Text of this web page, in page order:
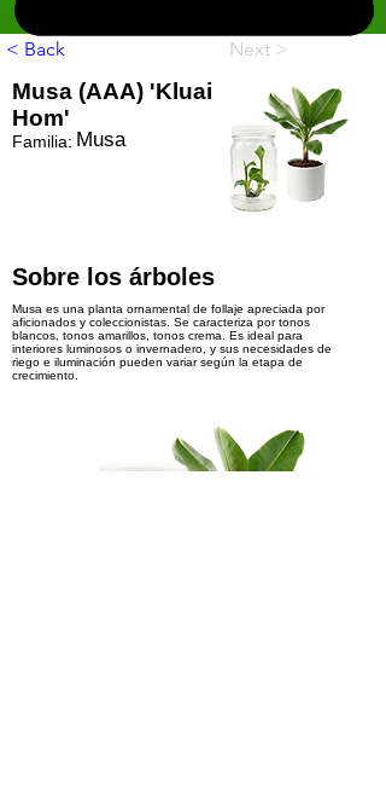
< Back Next >
Musa (AAA) 'Kluai
Hom'
Familia: Musa
Sobre los árboles
Musa es una planta ornamental de follaje apreciada por
aficionados y coleccionistas. Se caracteriza por tonos
blancos, tonos amarillos, tonos crema. Es ideal para
interiores luminosos o invernadero, y sus necesidades de
riego e iluminación pueden variar según la etapa de
crecimiento.